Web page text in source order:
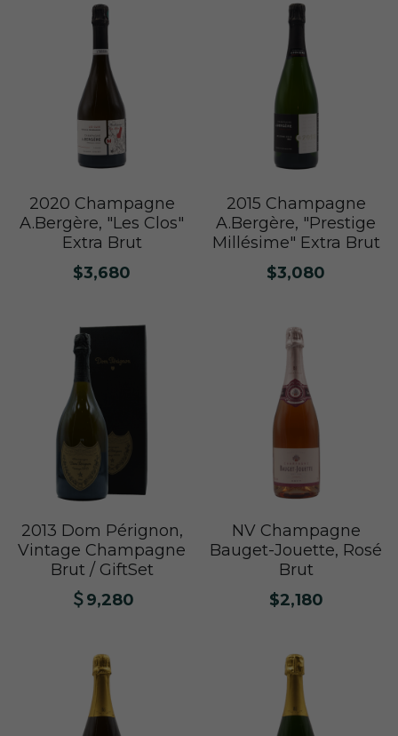
Château Surain
Château Dompierre
羅亞爾河 - 南特 Loire - Pays Nantais
Complémen'Terre
羅亞爾河 - 安如 Loire - Anjou
Eric Morgat
Terre de lElu
Chateau de Fosse-Seche
Domaine de Bablut
羅亞爾河 - 都漢 Loire - Touraine
Domaine des Grandes Esperances
Domaine de Cezin
Julien Coutois
羅亞爾河 - 中央區 Loire - Centre
Vincent Pinard
Domaine Fouassier
Domaine des Pothiers
朗格多克胡西雍 Languedoc-Roussillon
Domaine Pujol
Domaine Vial-Magneres
Domaine Peyre Rose
Le Petit Domaine de Gimios
Domaine du Pas de lEscalette
Domaine Leon Barral
Domaine Gardiés
Domaine Gauby
科西嘉 Corsica
Domaine Vico / Clos Venturi
Domaine Comte Abbatucci
西南區 Sud-Ouest
Clos Thou
台灣 Taiwan
Weightstone 威石東酒莊
2020 Champagne
A.Bergère, "Les Clos"
Extra Brut
$3,680
2015 Champagne
A.Bergère, "Prestige
Millésime" Extra Brut
$3,080
2013 Dom Pérignon,
Vintage Champagne
Brut / GiftSet
＄9,280
NV Champagne
Bauget-Jouette, Rosé
Brut
$2,180